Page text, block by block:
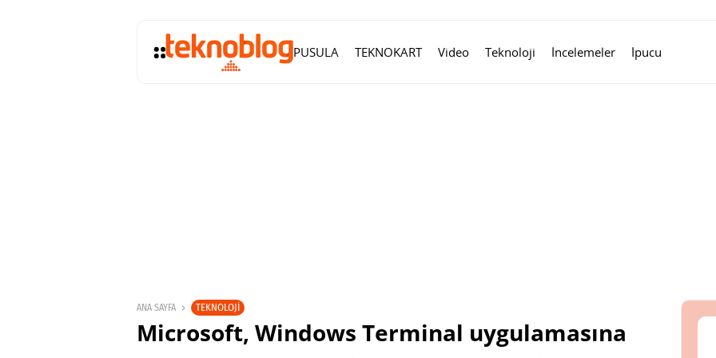
PUSULA TEKNOKART Video Teknoloji İncelemeler İpucu
ANA SAYFA TEKNOLOJI
Microsoft, Windows Terminal uygulamasına